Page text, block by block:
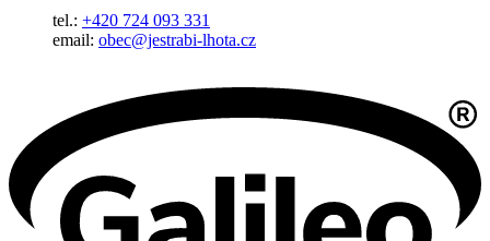
tel.: +420 724 093 331
email: obec@jestrabi-lhota.cz